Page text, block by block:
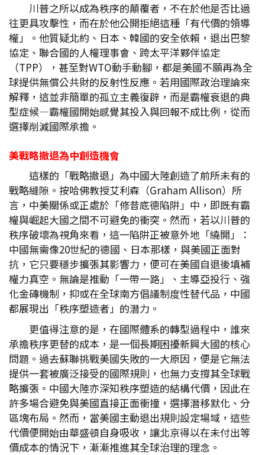
川普之所以成為秩序的顛覆者，不在於他是否比過
往更具攻擊性，而在於他公開拒絕這種「有代價的領導
權」。他質疑北約、日本、韓國的安全依賴，退出巴黎
協定、聯合國的人權理事會、跨太平洋夥伴協定
（TPP），甚至對WTO動手動腳，都是美國不願再為全
球提供無償公共財的反射性反應。若用國際政治理論來
解釋，這並非簡單的孤立主義復辟，而是霸權衰退的典
型症候—霸權國開始感覺其投入與回報不成比例，從而
選擇削減國際承擔。
美戰略撤退為中創造機會
這樣的「戰略撤退」為中國大陸創造了前所未有的
戰略縫隙。按哈佛教授艾利森（Graham Allison）所
言，中美關係或正處於「修昔底德陷阱」中，即既有霸
權與崛起大國之間不可避免的衝突。然而，若以川普的
秩序破壞為視角來看，這一陷阱正被意外地「繞開」：
中國無需像20世紀的德國、日本那樣，與美國正面對
抗，它只要穩步擴張其影響力，便可在美國自退後填補
權力真空。無論是推動「一帶一路」、主導亞投行、強
化金磚機制，抑或在全球南方倡議制度性替代品，中國
都展現出「秩序塑造者」的潛力。
更值得注意的是，在國際體系的轉型過程中，誰來
承擔秩序更替的成本，是一個長期困擾新興大國的核心
問題。過去蘇聯挑戰美國失敗的一大原因，便是它無法
提供一套被廣泛接受的國際規則，也無力支撐其全球戰
略擴張。中國大陸亦深知秩序塑造的結構代價，因此在
許多場合避免與美國直接正面衝撞，選擇潛移默化、分
區塊布局。然而，當美國主動退出規則設定場域，這些
代價便開始由華盛頓自身吸收，讓北京得以在未付出等
價成本的情況下，漸漸推進其全球治理的理念。